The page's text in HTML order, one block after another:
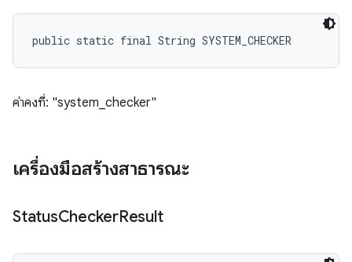
public static final String SYSTEM_CHECKER
ค่าคงที่: "system_checker"
เครื่องมือสร้างสาธารณะ
StatusCheckerResult